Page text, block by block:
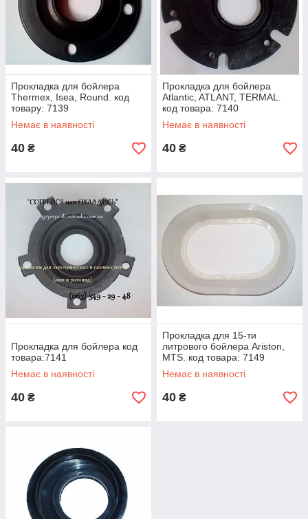
Прокладка для бойлера
Thermex, Isea, Round. код
товару: 7139
Немає в наявності
40 ₴
Прокладка для бойлера
Atlantic, ATLANT, TERMAL.
код товара: 7140
Немає в наявності
40 ₴
Прокладка для бойлера код
товара:7141
Немає в наявності
40 ₴
Прокладка для 15-ти
литрового бойлера Ariston,
MTS. код товара: 7149
Немає в наявності
40 ₴